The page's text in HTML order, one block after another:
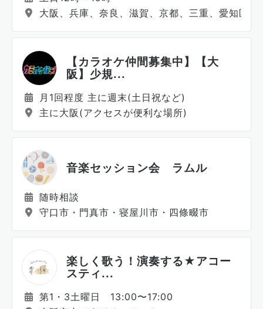
大阪、兵庫、奈良、滋賀、京都、三重、愛知区
【カラオケ仲間募集中】【大
阪】少規...
月1回程度 主に週末(土日祝など)
主に大阪(アクセスが便利な場所)
音楽セッション会 ラムル
随時相談
守口市・門真市・寝屋川市・四條畷市
楽しく歌う！演奏する★アコー
スティ...
第1・3土曜日 13:00〜17:00